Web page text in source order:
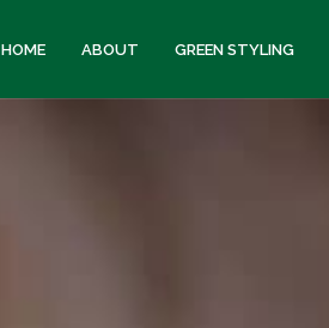
HOME ABOUT GREEN STYLING